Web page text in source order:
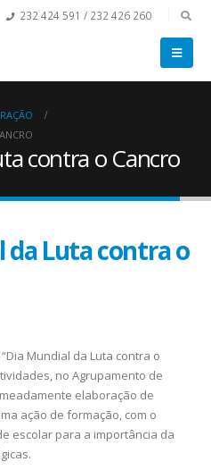
232 424 591 / 232 426 260
contra o Cancro
da Luta contra o
Mundial da Luta contra o
no Agrupamento de
elaboração de
ação de formação, com o
escolar para a importância da